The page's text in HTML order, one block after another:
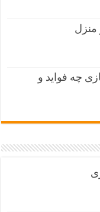
منزل
چه فواید و